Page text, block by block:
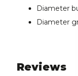
Diameter
Diameter
Reviews